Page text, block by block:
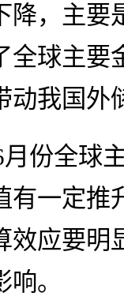
降，主要
全球主要
动我国外
份全球
有一定推
效应要明
。